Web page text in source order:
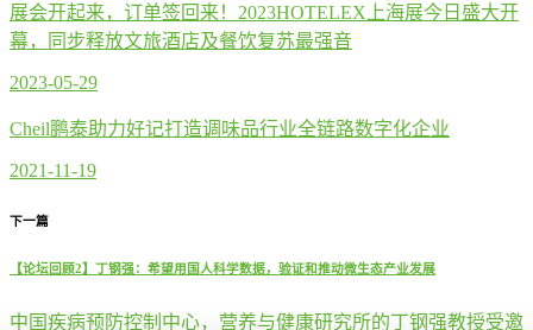
展会开起来，订单签回来！2023HOTELEX上海展今日盛大开
幕，同步释放文旅酒店及餐饮复苏最强音
2023-05-29
Cheil鹏泰助力好记打造调味品行业全链路数字化企业
2021-11-19
下一篇
【论坛回顾2】丁钢强：希望用国人科学数据，验证和推动微生态产业发展
中国疾病预防控制中心，营养与健康研究所的丁钢强教授受邀